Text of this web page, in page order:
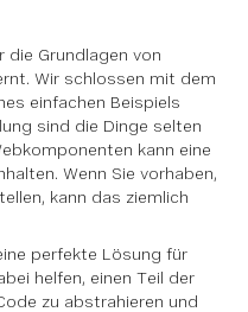
die Grundlagen von
Wir schlossen mit dem
einfachen Beispiels
sind die Dinge selten
kann eine
Wenn Sie vorhaben,
kann das ziemlich
perfekte Lösung für
helfen, einen Teil der
zu abstrahieren und